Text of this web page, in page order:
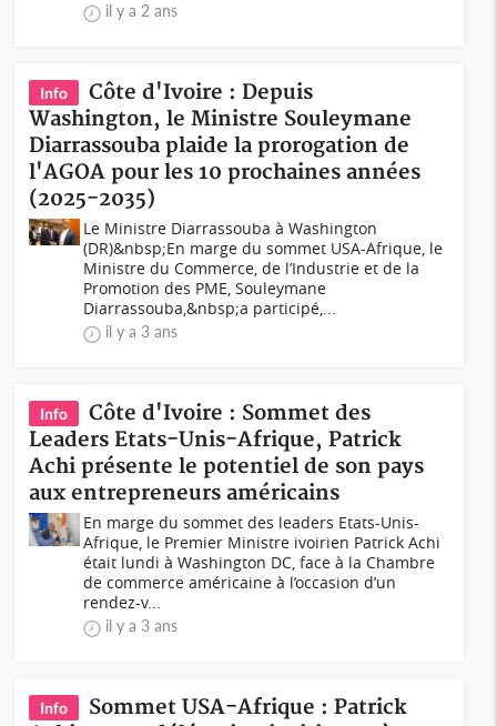
il y a 2 ans
Info
Côte d'Ivoire : Depuis
Washington, le Ministre Souleymane
Diarrassouba plaide la prorogation de
l'AGOA pour les 10 prochaines années
(2025-2035)
Le Ministre Diarrassouba à Washington
(DR)&nbsp;En marge du sommet USA-Afrique, le
Ministre du Commerce, de l’Industrie et de la
Promotion des PME, Souleymane
Diarrassouba,&nbsp;a participé,...
il y a 3 ans
Info
Côte d'Ivoire : Sommet des
Leaders Etats-Unis-Afrique, Patrick
Achi présente le potentiel de son pays
aux entrepreneurs américains
En marge du sommet des leaders Etats-Unis-
Afrique, le Premier Ministre ivoirien Patrick Achi
était lundi à Washington DC, face à la Chambre
de commerce américaine à l’occasion d’un
rendez-v...
il y a 3 ans
Info
Sommet USA-Afrique : Patrick